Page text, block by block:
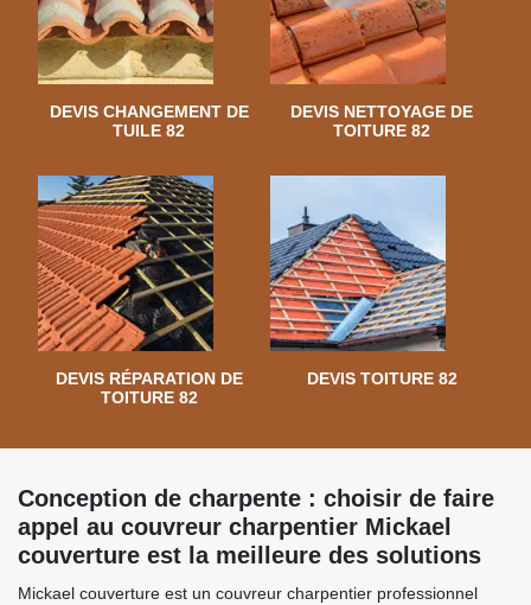
DEVIS CHANGEMENT DE
TUILE 82
DEVIS NETTOYAGE DE
TOITURE 82
DEVIS RÉPARATION DE
TOITURE 82
DEVIS TOITURE 82
Conception de charpente : choisir de faire
appel au couvreur charpentier Mickael
couverture est la meilleure des solutions
Mickael couverture est un couvreur charpentier professionnel